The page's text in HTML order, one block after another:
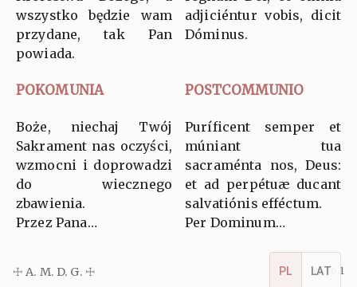
wszystko będzie wam
przydane, tak Pan
powiada.
adjiciéntur vobis, dicit
Dóminus.
POKOMUNIA POSTCOMMUNIO
Boże, niechaj Twój
Sakrament nas oczyści,
wzmocni i doprowadzi
do wiecznego
zbawienia.
Przez Pana…
Puríficent semper et
múniant tua
sacraménta nos, Deus:
et ad perpétuæ ducant
salvatiónis efféctum.
Per Dominum…
PL LAT
☩ A. M. D. G. ☩ v5.16.1